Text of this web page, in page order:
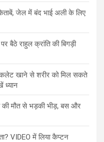
जेल में बंद भाई अली के लिए
बैठे राहुल क्रांति की बिगड़ी
खाने से शरीर को मिल सकते
ध्यान
मौत से भड़की भीड़, बस और
VIDEO में लिया कैप्टन